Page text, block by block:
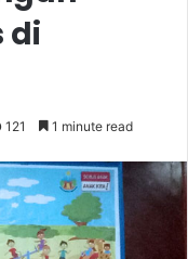
di
121 1 minute read